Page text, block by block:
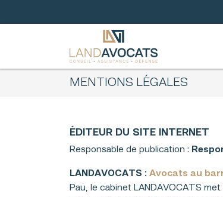
MENTIONS LÉGALES
ÉDITEUR DU SITE INTERNET
Responsable de publication :
LANDAVOCATS : Avocats au
Pau, le cabinet LANDAVOCATS